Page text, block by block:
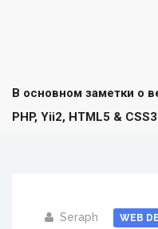
В основном заметки о
PHP, Yii2, HTML5 &
Seraph WEB